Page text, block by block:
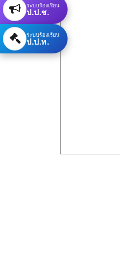
ระบบร้องเรียน
ป.ป.ช.
ระบบร้องเรียน
ป.ป.ท.